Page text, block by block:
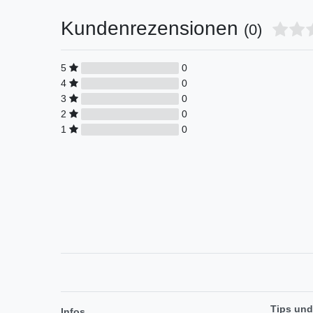
Kundenrezensionen (0)
5
0
4
0
3
0
2
0
1
0
Tips